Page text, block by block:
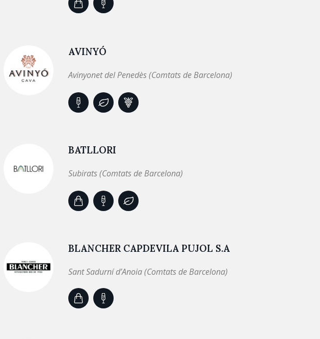
AVINYÓ
Avinyonet del Penedès (Comtats de Barcelona)
BATLLORI
Subirats (Comtats de Barcelona)
BLANCHER CAPDEVILA PUJOL S.A
Sant Sadurní d’Anoia (Comtats de Barcelona)